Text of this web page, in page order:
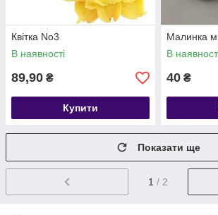
Квітка No3
В наявності
89,90 ₴
Купити
Малинка
В
40 ₴
Показати ще
1 / 2